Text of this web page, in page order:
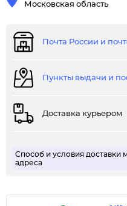
Московская область
Почта России и
Пункты выдачи и
Доставка курьером
Способ и условия доставки
адреса